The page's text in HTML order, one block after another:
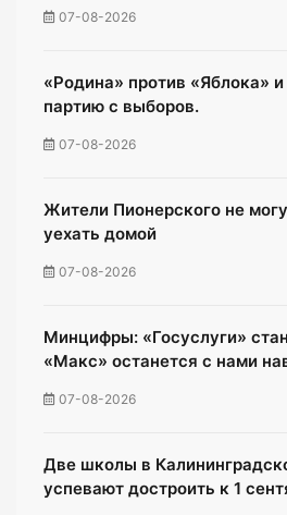
07-08-2026
«Родина» против «Яблока» и
партию с выборов.
07-08-2026
Жители Пионерского не
уехать домой
07-08-2026
Минцифры: «Госуслуги»
«Макс» останется с нами
07-08-2026
Две школы в
успевают достроить к 1